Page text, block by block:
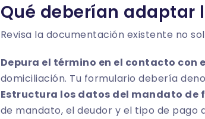
Qué deberían adaptar
Revisa la documentación existente no
Depura el término en el contacto con
domiciliación. Tu formulario debería
Estructura los datos del mandato de
de mandato, el deudor y el tipo de